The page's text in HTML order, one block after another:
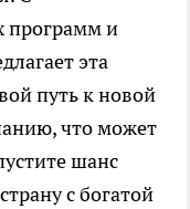
программ и
эта
путь к новой
что может
шанс
с богатой